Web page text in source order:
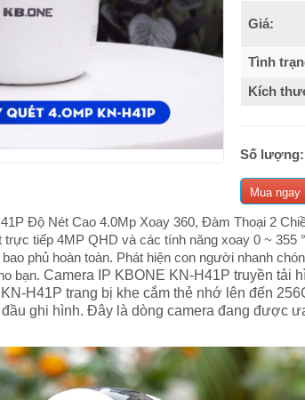
Giá:
Tình
Kích
Số lượng:
Mua ngay
Độ Nét Cao 4.0Mp Xoay 360, Đàm Thoại 2
tiếp 4MP QHD và các tính năng xoay 0 ~ 355
phủ hoàn toàn. Phát hiện con người nhanh
bạn. Camera IP KBONE KN-H41P truyền tải
H41P trang bị khe cắm thẻ nhớ lên đến
ghi hình. Đây là dòng camera đang được